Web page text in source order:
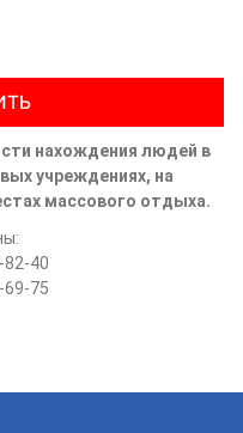
нахождения людей в
учреждениях, на
массового отдыха.
82-40
69-75